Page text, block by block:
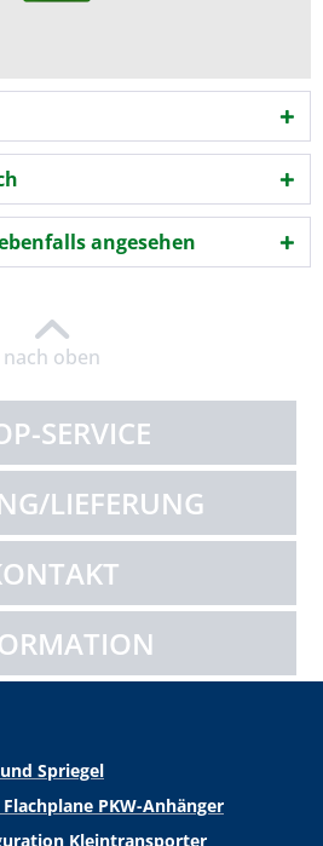
angesehen
nach oben
SERVICE
LIEFERUNG
Spriegel
PKW-Anhänger
Kleintransporter